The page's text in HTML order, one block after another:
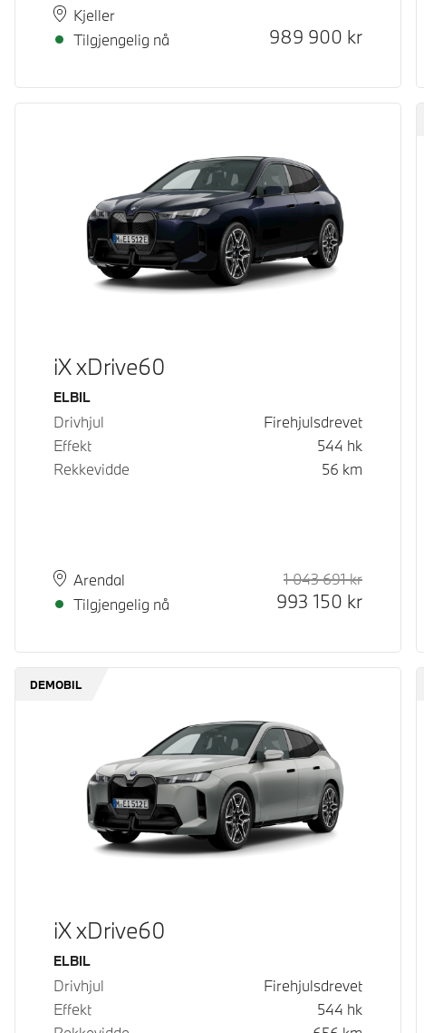
PlassKjeller
Leveringstid
Tilgjengelig nå
Kontantpris
989 900 kr
iX xDrive60
Drivstoff
ELBIL
Drivhjul
Firehjulsdrevet
Effekt
544 hk
Rekkevidde
56 km
PlassArendal
Leveringstid
Tilgjengelig nå
1 043 691kr
993 150 kr
DEMOBIL
iX xDrive60
Drivstoff
ELBIL
Drivhjul
Firehjulsdrevet
Effekt
544 hk